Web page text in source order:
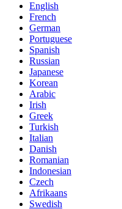
English
French
German
Portuguese
Spanish
Russian
Japanese
Korean
Arabic
Irish
Greek
Turkish
Italian
Danish
Romanian
Indonesian
Czech
Afrikaans
Swedish